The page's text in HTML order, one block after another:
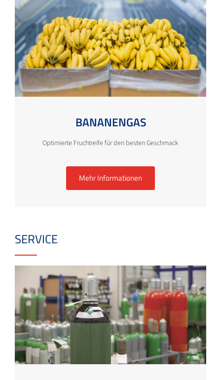
BANANENGAS
Optimierte Fruchtreife für den besten Geschmack
Mehr Informationen
SERVICE